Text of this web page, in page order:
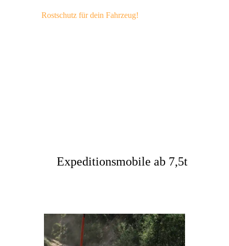
Rostschutz für dein Fahrzeug!
Expeditionsmobile ab 7,5t